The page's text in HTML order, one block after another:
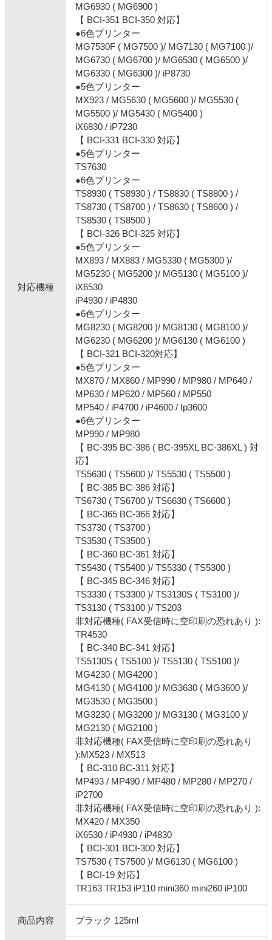
対応機種
MG6930 ( MG6900 )
【 BCI-351 BCI-350 対応】
●6色プリンター
MG7530F ( MG7500 )/ MG7130 ( MG7100 )/
MG6730 ( MG6700 )/ MG6530 ( MG6500 )/
MG6330 ( MG6300 )/ iP8730
●5色プリンター
MX923 / MG5630 ( MG5600 )/ MG5530 (
MG5500 )/ MG5430 ( MG5400 )
iX6830 / iP7230
【 BCI-331 BCI-330 対応】
●5色プリンター
TS7630
●6色プリンター
TS8930 ( TS8930 ) / TS8830 ( TS8800 ) /
TS8730 ( TS8700 ) / TS8630 ( TS8600 ) /
TS8530 ( TS8500 )
【 BCI-326 BCI-325 対応】
●5色プリンター
MX893 / MX883 / MG5330 ( MG5300 )/
MG5230 ( MG5200 )/ MG5130 ( MG5100 )/
iX6530
iP4930 / iP4830
●6色プリンター
MG8230 ( MG8200 )/ MG8130 ( MG8100 )/
MG6230 ( MG6200 )/ MG6130 ( MG6100 )
【 BCI-321 BCI-320対応】
●5色プリンター
MX870 / MX860 / MP990 / MP980 / MP640 /
MP630 / MP620 / MP560 / MP550
MP540 / iP4700 / iP4600 / Ip3600
●6色プリンター
MP990 / MP980
【 BC-395 BC-386 ( BC-395XL BC-386XL ) 対
応】
TS5630 ( TS5600 )/ TS5530 ( TS5500 )
【 BC-385 BC-386 対応】
TS6730 ( TS6700 )/ TS6630 ( TS6600 )
【 BC-365 BC-366 対応】
TS3730 ( TS3700 )
TS3530 ( TS3500 )
【 BC-360 BC-361 対応】
TS5430 ( TS5400 )/ TS5330 ( TS5300 )
【 BC-345 BC-346 対応】
TS3330 ( TS3300 )/ TS3130S ( TS3100 )/
TS3130 ( TS3100 )/ TS203
非対応機種( FAX受信時に空印刷の恐れあり ):
TR4530
【 BC-340 BC-341 対応】
TS5130S ( TS5100 )/ TS5130 ( TS5100 )/
MG4230 ( MG4200 )
MG4130 ( MG4100 )/ MG3630 ( MG3600 )/
MG3530 ( MG3500 )
MG3230 ( MG3200 )/ MG3130 ( MG3100 )/
MG2130 ( MG2100 )
非対応機種( FAX受信時に空印刷の恐れあり
):MX523 / MX513
【 BC-310 BC-311 対応】
MP493 / MP490 / MP480 / MP280 / MP270 /
iP2700
非対応機種( FAX受信時に空印刷の恐れあり ):
MX420 / MX350
iX6530 / iP4930 / iP4830
【 BCI-301 BCI-300 対応】
TS7530 ( TS7500 )/ MG6130 ( MG6100 )
【 BCI-19 対応】
TR163 TR153 iP110 mini360 mini260 iP100
商品内容 ブラック 125ml